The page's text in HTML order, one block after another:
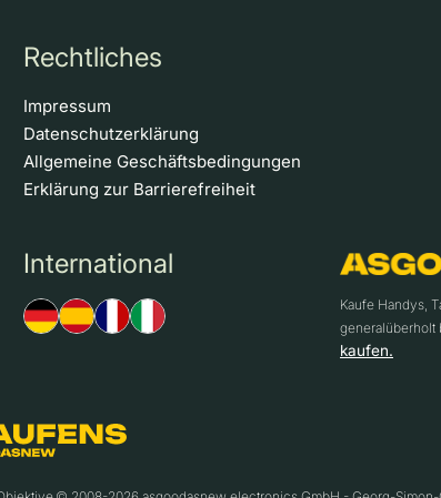
Rechtliches
Impressum
Datenschutzerklärung
Allgemeine Geschäftsbedingungen
Erklärung zur Barrierefreiheit
International
Kaufe Handys,
generalüberholt
kaufen.